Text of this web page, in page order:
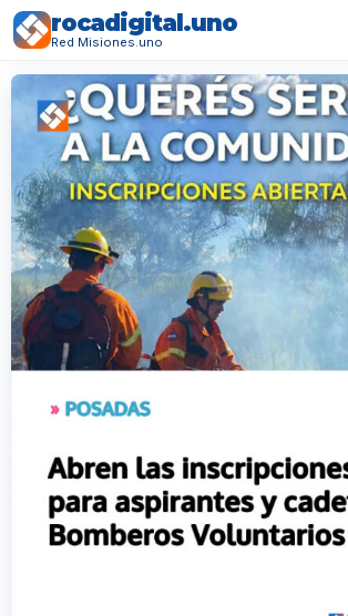
rocadigital.uno
Red Misiones.uno